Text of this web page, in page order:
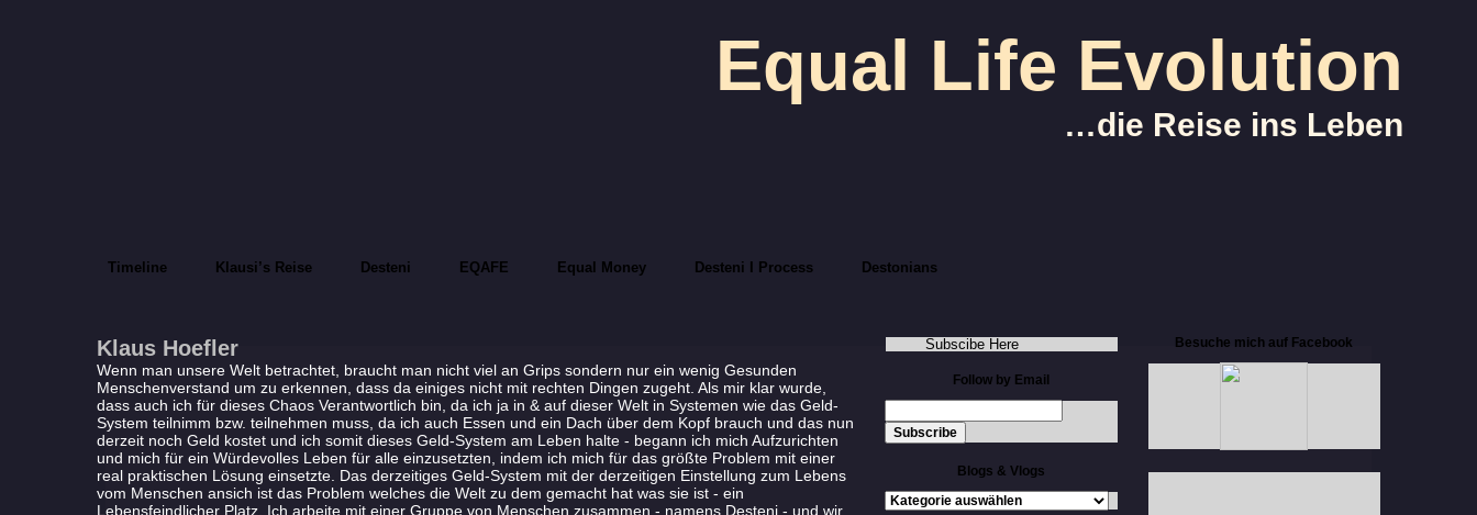
Equal Life Evolution
…die Reise ins Leben
Timeline Klausi’s Reise Desteni EQAFE Equal Money Desteni I Process Destonians
Klaus Hoefler
Wenn man unsere Welt betrachtet, braucht man nicht viel an Grips sondern nur ein wenig Gesunden
Menschenverstand um zu erkennen, dass da einiges nicht mit rechten Dingen zugeht. Als mir klar wurde,
dass auch ich für dieses Chaos Verantwortlich bin, da ich ja in & auf dieser Welt in Systemen wie das Geld-
System teilnimm bzw. teilnehmen muss, da ich auch Essen und ein Dach über dem Kopf brauch und das nun
derzeit noch Geld kostet und ich somit dieses Geld-System am Leben halte - begann ich mich Aufzurichten
und mich für ein Würdevolles Leben für alle einzusetzten, indem ich mich für das größte Problem mit einer
real praktischen Lösung einsetzte. Das derzeitiges Geld-System mit der derzeitigen Einstellung zum Lebens
vom Menschen ansich ist das Problem welches die Welt zu dem gemacht hat was sie ist - ein
Lebensfeindlicher Platz. Ich arbeite mit einer Gruppe von Menschen zusammen - namens Desteni - und wir
Subscibe Here
Follow by Email
Blogs & Vlogs
Besuche mich auf Facebook